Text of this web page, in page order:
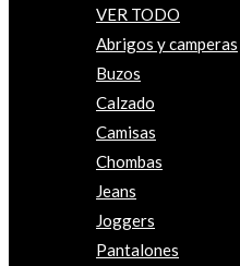
VER TODO
Abrigos y camperas
Buzos
Calzado
Camisas
Chombas
Jeans
Joggers
Pantalones